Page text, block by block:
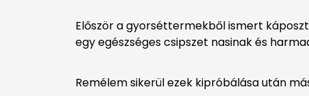
Először a gyorséttermekből ismert
egy egészséges csipszet nasinak és
Remélem sikerül ezek kipróbálása után